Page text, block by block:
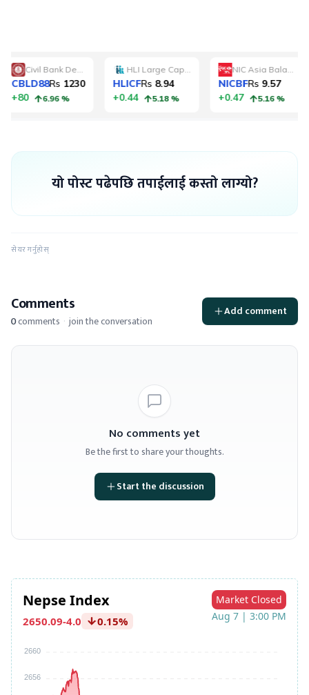
यो पोस्ट पढेपछि तपाईलाई कस्तो लाग्यो?
सेयर गर्नुहोस्
Comments
0comments · join the conversation
Add comment
No comments yet
Be the first to share your thoughts.
Start the discussion